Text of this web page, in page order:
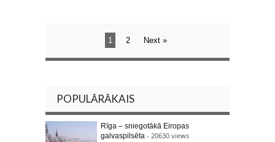
1 2 Next »
POPULĀRĀKAIS
Rīga – sniegotākā Eiropas
galvaspilsēta - 20630 views